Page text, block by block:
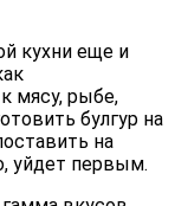
кухни еще и
мясу, рыбе,
булгур на
на
уйдет первым.